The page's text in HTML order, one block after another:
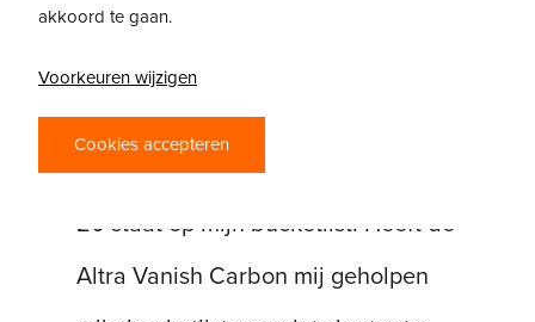
20:12 is mijn PR op de 5km en sub
20 staat op mijn bucketlist. Heeft de
Altra Vanish Carbon mij geholpen
akkoord te gaan.
Voorkeuren wijzigen
Cookies accepteren